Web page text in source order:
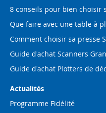
8 conseils pour bien choisir
Que faire avec une table à
Comment choisir sa presse
Guide d'achat Scanners
Guide d'achat Plotters de
Actualités
Programme Fidélité